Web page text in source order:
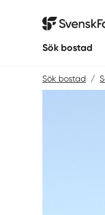
Svensk
Sök bostad
Sök bostad /